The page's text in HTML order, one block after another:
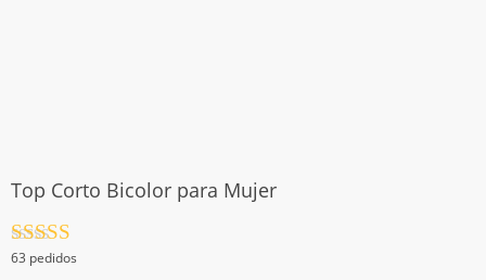
Top Corto Bicolor para Mujer
Valorado
con
63 pedidos